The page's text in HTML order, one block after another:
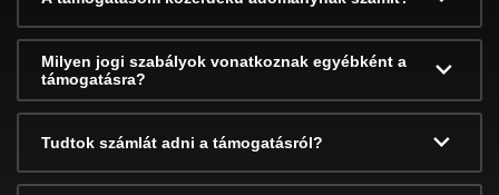
Milyen jogi szabályok vonatkoznak egyébként a
támogatásra?
Tudtok számlát adni a támogatásról?